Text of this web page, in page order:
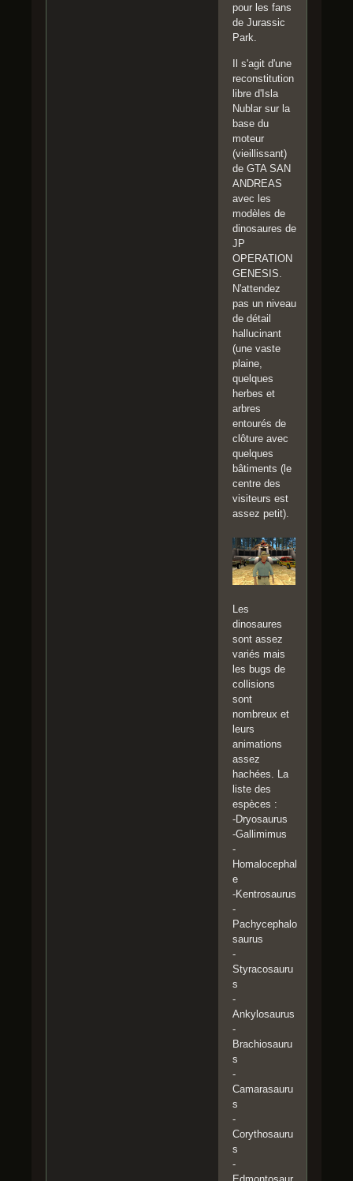
pour les fans
de Jurassic
Park.
Il s'agit d'une
reconstitution
libre d'Isla
Nublar sur la
base du
moteur
(vieillissant)
de GTA SAN
ANDREAS
avec les
modèles de
dinosaures de
JP
OPERATION
GENESIS.
N'attendez
pas un niveau
de détail
hallucinant
(une vaste
plaine,
quelques
herbes et
arbres
entourés de
clôture avec
quelques
bâtiments (le
centre des
visiteurs est
assez petit).
Les
dinosaures
sont assez
variés mais
les bugs de
collisions
sont
nombreux et
leurs
animations
assez
hachées. La
liste des
espèces :
-Dryosaurus
-Gallimimus
-
Homalocephal
e
-Kentrosaurus
-
Pachycephalo
saurus
-
Styracosauru
s
-
Ankylosaurus
-
Brachiosauru
s
-
Camarasauru
s
-
Corythosauru
s
-